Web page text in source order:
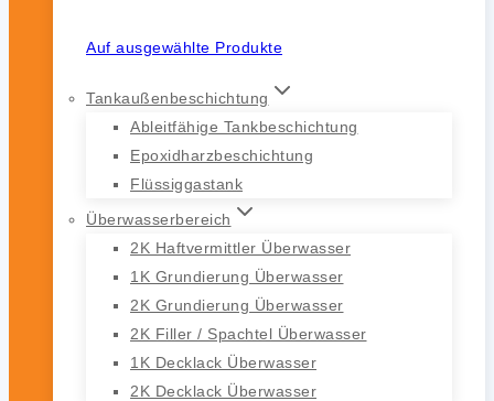
Auf ausgewählte Produkte
Tankaußenbeschichtung
Ableitfähige Tankbeschichtung
Epoxidharzbeschichtung
Flüssiggastank
Überwasserbereich
2K Haftvermittler Überwasser
1K Grundierung Überwasser
2K Grundierung Überwasser
2K Filler / Spachtel Überwasser
1K Decklack Überwasser
2K Decklack Überwasser